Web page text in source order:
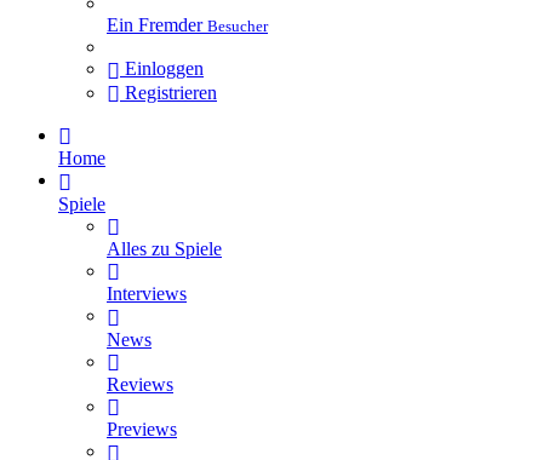
Ein Fremder Besucher
Einloggen
Registrieren
Home
Spiele
Alles zu Spiele
Interviews
News
Reviews
Previews